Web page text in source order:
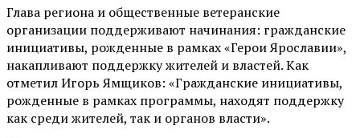
Глава региона и общественные ветеранские
организации поддерживают начинания: гражданские
инициативы, рожденные в рамках «Герои Ярославии»,
накапливают поддержку жителей и властей. Как
отметил Игорь Ямщиков: «Гражданские инициативы,
рожденные в рамках программы, находят поддержку
как среди жителей, так и органов власти».